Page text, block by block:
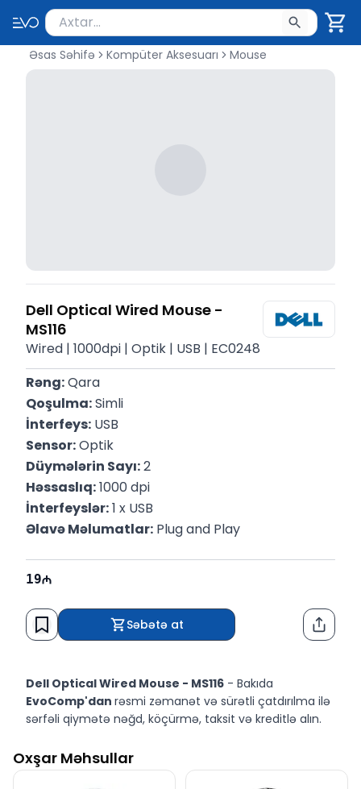
Məhsul axtar
Axtarış üçün ən azı 2 simvol yazın. Göndərmək
Əsas Səhifə Kompüter Aksesuarı Mouse
Dell Optical Wired Mouse -
MS116
Wired | 1000dpi | Optik | USB | EC0248
Rəng: Qara
Qoşulma: Simli
İnterfeys: USB
Sensor: Optik
Düymələrin Sayı: 2
Həssaslıq: 1000 dpi
İnterfeyslər: 1 x USB
Əlavə Məlumatlar: Plug and Play
19
Səbətə at
Dell Optical Wired Mouse - MS116 - Bakıda
EvoComp'dan rəsmi zəmanət və sürətli çatdırılma ilə
sərfəli qiymətə nəğd, köçürmə, taksit və kreditlə alın.
Oxşar Məhsullar